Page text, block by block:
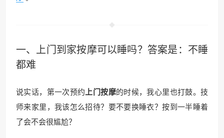
一、 上门到家按摩可以睡吗？答案是：不睡
都难
说实话，第一次预约 上门按摩的时候，我心里也打鼓。技
师来家里，我该怎么招待？要不要换睡衣？按到一半睡着
了会不会很尴尬？